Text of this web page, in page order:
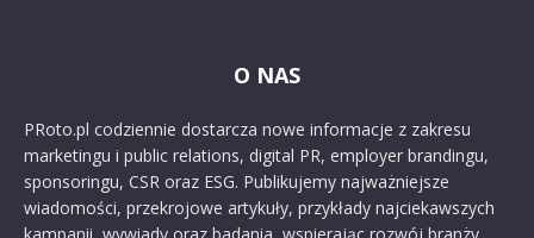
O NAS
PRoto.pl codziennie dostarcza nowe informacje z zakresu
marketingu i public relations, digital PR, employer brandingu,
sponsoringu, CSR oraz ESG. Publikujemy najważniejsze
wiadomości, przekrojowe artykuły, przykłady najciekawszych